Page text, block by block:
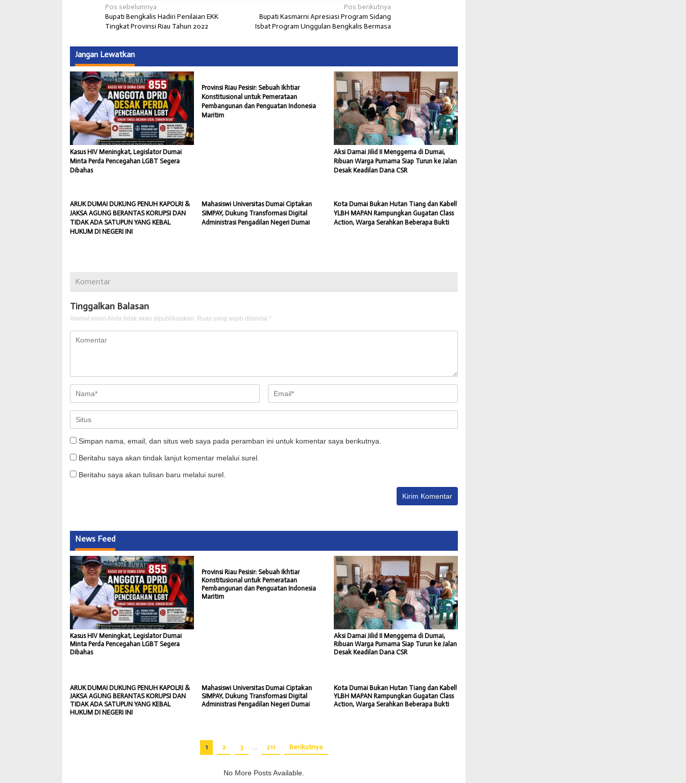
Navigasi
pos
Pos sebelumnya
Bupati Bengkalis Hadiri Penilaian EKK
Tingkat Provinsi Riau Tahun 2022
Pos berikutnya
Bupati Kasmarni Apresiasi Program Sidang
Isbat Program Unggulan Bengkalis Bermasa
Jangan Lewatkan
Kasus HIV Meningkat, Legislator Dumai
Minta Perda Pencegahan LGBT Segera
Dibahas
Provinsi Riau Pesisir: Sebuah Ikhtiar
Konstitusional untuk Pemerataan
Pembangunan dan Penguatan Indonesia
Maritim
Aksi Damai Jilid II Menggema di Dumai,
Ribuan Warga Purnama Siap Turun ke Jalan
Desak Keadilan Dana CSR
ARUK DUMAI DUKUNG PENUH KAPOLRI &
JAKSA AGUNG BERANTAS KORUPSI DAN
TIDAK ADA SATUPUN YANG KEBAL
HUKUM DI NEGERI INI
Mahasiswi Universitas Dumai Ciptakan
SIMPAY, Dukung Transformasi Digital
Administrasi Pengadilan Negeri Dumai
Kota Dumai Bukan Hutan Tiang dan Kabel!
YLBH MAPAN Rampungkan Gugatan Class
Action, Warga Serahkan Beberapa Bukti
Komentar
Tinggalkan Balasan
Alamat email Anda tidak akan dipublikasikan. Ruas yang wajib ditandai *
Simpan nama, email, dan situs web saya pada peramban ini untuk komentar saya berikutnya.
Beritahu saya akan tindak lanjut komentar melalui surel.
Beritahu saya akan tulisan baru melalui surel.
News Feed
Kasus HIV Meningkat, Legislator Dumai
Minta Perda Pencegahan LGBT Segera
Dibahas
Provinsi Riau Pesisir: Sebuah Ikhtiar
Konstitusional untuk Pemerataan
Pembangunan dan Penguatan Indonesia
Maritim
Aksi Damai Jilid II Menggema di Dumai,
Ribuan Warga Purnama Siap Turun ke Jalan
Desak Keadilan Dana CSR
ARUK DUMAI DUKUNG PENUH KAPOLRI &
JAKSA AGUNG BERANTAS KORUPSI DAN
TIDAK ADA SATUPUN YANG KEBAL
HUKUM DI NEGERI INI
Mahasiswi Universitas Dumai Ciptakan
SIMPAY, Dukung Transformasi Digital
Administrasi Pengadilan Negeri Dumai
Kota Dumai Bukan Hutan Tiang dan Kabel!
YLBH MAPAN Rampungkan Gugatan Class
Action, Warga Serahkan Beberapa Bukti
1 2 3 … 211 Berikutnya
No More Posts Available.